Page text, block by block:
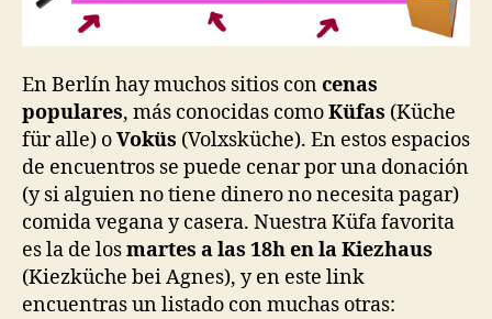
En Berlín hay muchos sitios concenas
populares, más conocidas comoKüfas (Küche
für alle) oVoküs (Volxsküche). En estos espacios
de encuentros se puede cenar por una donación
(y si alguien no tiene dinero no necesita pagar)
comida vegana y casera. Nuestra Küfa favorita
es la de losmartes a las 18h en la Kiezhaus
(Kiezküche bei Agnes), y en este link
encuentras un listado con muchas otras: